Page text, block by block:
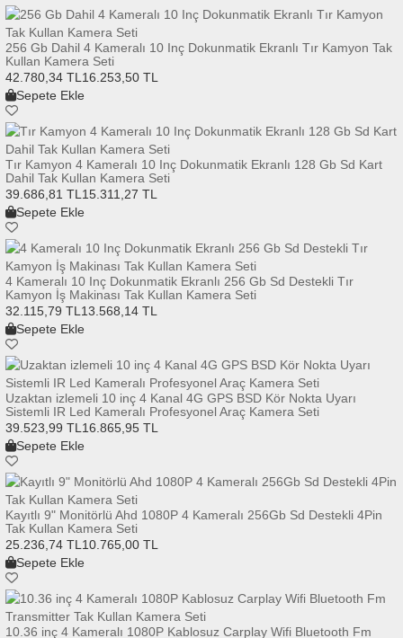
256 Gb Dahil 4 Kameralı 10 Inç Dokunmatik Ekranlı Tır Kamyon Tak
Kullan Kamera Seti
42.780,34 TL 16.253,50 TL
Sepete Ekle
Tır Kamyon 4 Kameralı 10 Inç Dokunmatik Ekranlı 128 Gb Sd Kart
Dahil Tak Kullan Kamera Seti
39.686,81 TL 15.311,27 TL
Sepete Ekle
4 Kameralı 10 Inç Dokunmatik Ekranlı 256 Gb Sd Destekli Tır
Kamyon İş Makinası Tak Kullan Kamera Seti
32.115,79 TL 13.568,14 TL
Sepete Ekle
Uzaktan izlemeli 10 inç 4 Kanal 4G GPS BSD Kör Nokta Uyarı
Sistemli IR Led Kameralı Profesyonel Araç Kamera Seti
39.523,99 TL 16.865,95 TL
Sepete Ekle
Kayıtlı 9" Monitörlü Ahd 1080P 4 Kameralı 256Gb Sd Destekli 4Pin
Tak Kullan Kamera Seti
25.236,74 TL 10.765,00 TL
Sepete Ekle
10.36 inç 4 Kameralı 1080P Kablosuz Carplay Wifi Bluetooth Fm